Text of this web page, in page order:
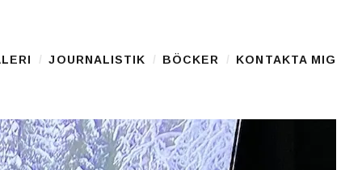
JOURNALISTIK BÖCKER KONTAKTA MIG